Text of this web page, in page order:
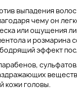
выпадения
чему он
или ощущения
и розмарина
эффект
кожи головы.